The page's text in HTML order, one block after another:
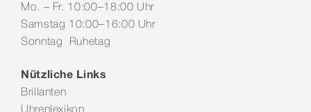
Service & Leistungen
Mo. – Fr. 10:00–18:00 Uhr
Samstag 10:00–16:00 Uhr
Sonntag Ruhetag
Nützliche Links
Brillanten
Uhrenlexikon